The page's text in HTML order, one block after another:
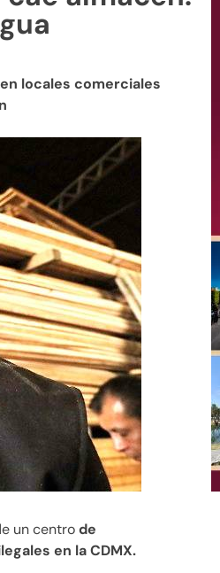
locales comerciales
un centrode
en la CDMX.